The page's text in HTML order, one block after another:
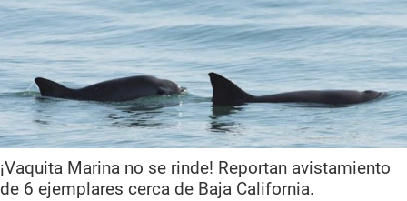
¡Vaquita Marina no se rinde! Reportan avistamiento
de 6 ejemplares cerca de Baja California.